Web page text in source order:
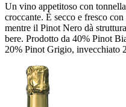
Un vino appetitoso con
croccante. È secco e fresco
mentre il Pinot Nero dà
bere. Prodotto da 40% Pinot
20% Pinot Grigio, invecchiato